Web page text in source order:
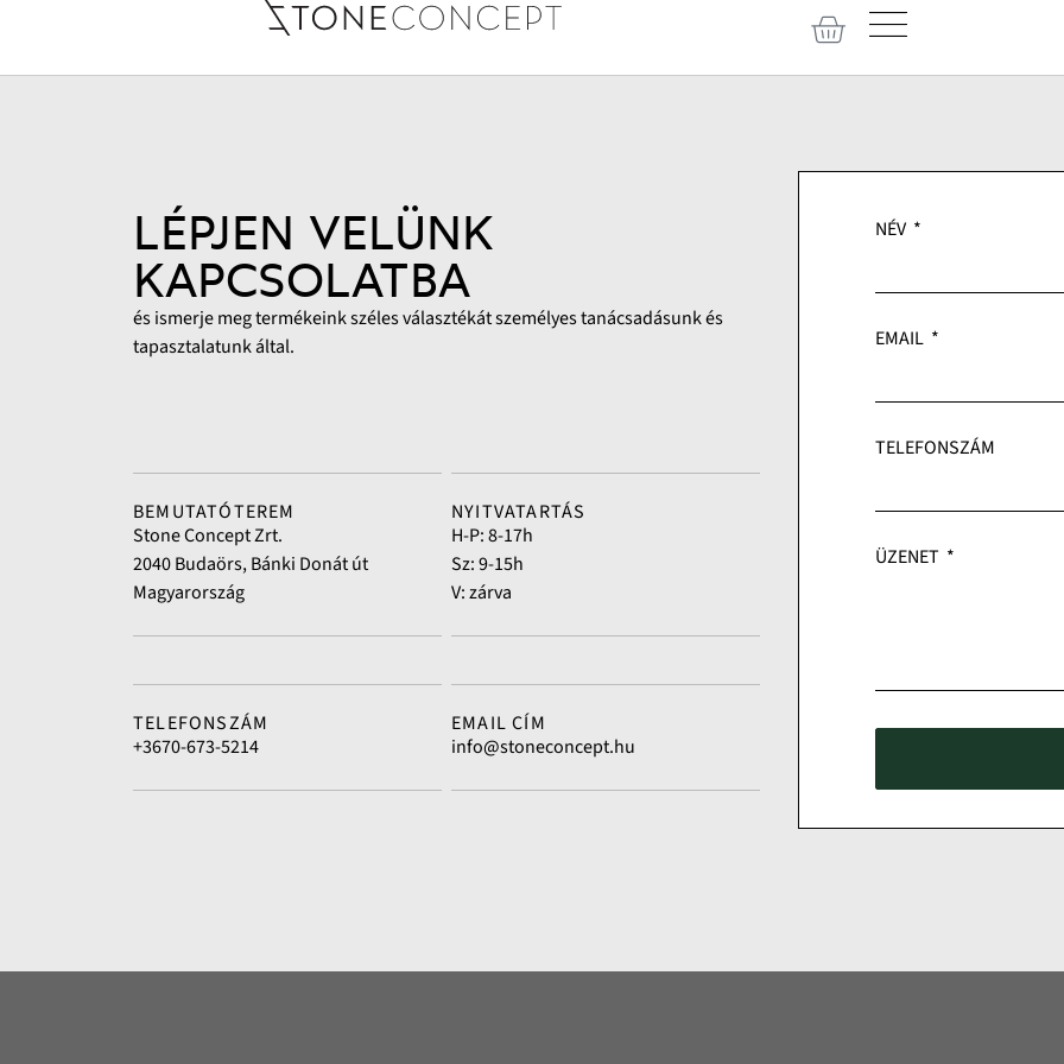
LÉPJEN VELÜNK
KAPCSOLATBA
és ismerje meg termékeink széles választékát személyes tanácsadásunk és
tapasztalatunk által.
NYITVATARTÁS
H-P: 8-17h
Sz: 9-15h
V: zárva
BEMUTATÓTEREM
Stone Concept Zrt.
2040 Budaörs, Bánki Donát út
Magyarország
TELEFONSZÁM
+3670-673-5214
EMAIL CÍM
info@stoneconcept.hu
NÉV
EMAIL
TELEFONSZÁM
ÜZENET